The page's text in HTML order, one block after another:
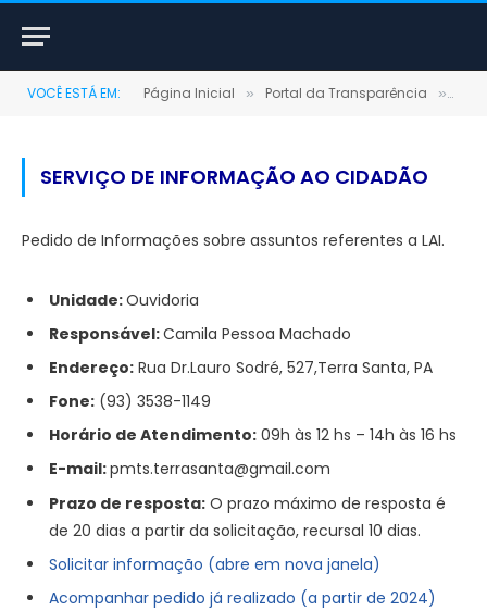
VOCÊ ESTÁ EM: Página Inicial » Portal da Transparência »
SERVIÇO DE INFORMAÇÃO AO CIDADÃO
Pedido de Informações sobre assuntos referentes a LAI.
Unidade:Ouvidoria
Responsável:Camila Pessoa Machado
Endereço: Rua Dr.Lauro Sodré, 527,Terra Santa, PA
Fone: (93) 3538-1149
Horário de Atendimento: 09h às 12 hs – 14h às 16 hs
E-mail:pmts.terrasanta@gmail.com
Prazo de resposta: O prazo máximo de resposta é
de 20 dias a partir da solicitação, recursal 10 dias.
Solicitar informação (abre em nova janela)
Acompanhar pedido já realizado (a partir de 2024)